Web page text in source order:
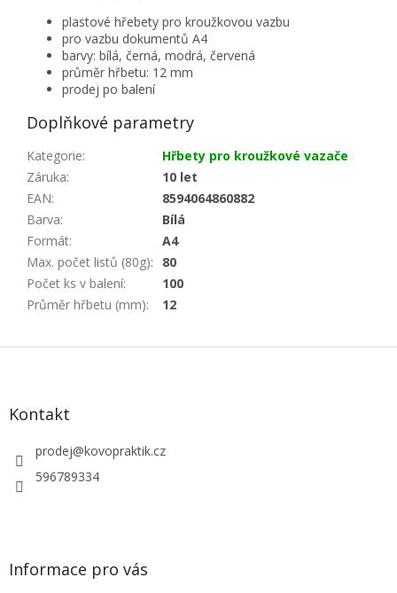
plastové hřebety pro kroužkovou vazbu
pro vazbu dokumentů A4
barvy: bílá, černá, modrá, červená
průměr hřbetu: 12 mm
prodej po balení
Doplňkové parametry
Kategorie:
Hřbety pro kroužkové vazače
Záruka:
10 let
EAN:
8594064860882
Barva:
Bílá
Formát:
A4
Max. počet listů (80g):
80
Počet ks v balení:
100
Průměr hřbetu (mm): 12
Z
Kontakt
prodej@kovopraktik.cz
596789334
Informace pro vás